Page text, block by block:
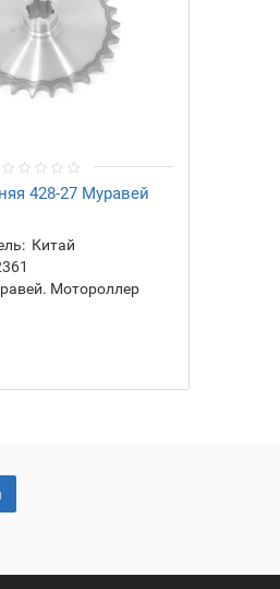
428-27 Муравей
Китай
Мотороллер